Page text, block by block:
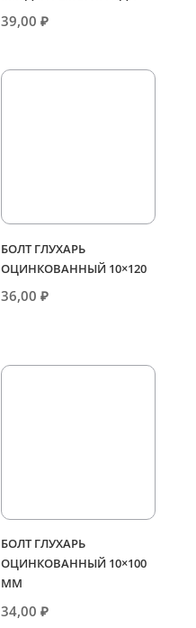
39,00₽
БОЛТ ГЛУХАРЬ
ОЦИНКОВАННЫЙ 10×120
36,00₽
БОЛТ ГЛУХАРЬ
ОЦИНКОВАННЫЙ 10×100
ММ
34,00₽